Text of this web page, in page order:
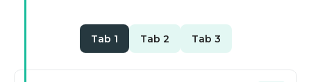
Tab 1 Tab 2 Tab 3